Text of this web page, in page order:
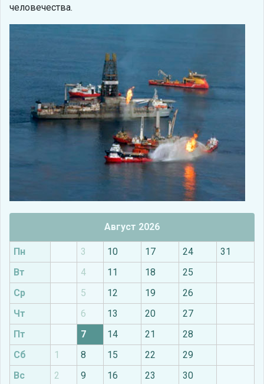
человечества.
Август 2026
Пн 3 10 17 24
31
Вт
4 11 18
25
Ср
5 12 19
26
Чт
6 13 20
27
Пт
7 14 21
28
Сб
1 8 15 22
29
Вс
2 9 16 23 30